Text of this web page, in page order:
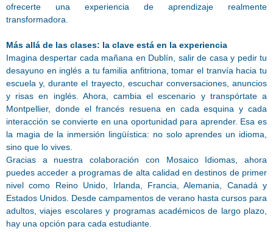
ofrecerte una experiencia de aprendizaje realmente
transformadora.
Más allá de las clases: la clave está en la experiencia
Imagina despertar cada mañana en Dublín, salir de casa y pedir tu
desayuno en inglés a tu familia anfitriona, tomar el tranvía hacia tu
escuela y, durante el trayecto, escuchar conversaciones, anuncios
y risas en inglés. Ahora, cambia el escenario y transpórtate a
Montpellier, donde el francés resuena en cada esquina y cada
interacción se convierte en una oportunidad para aprender. Esa es
la magia de la inmersión lingüística: no solo aprendes un idioma,
sino que lo vives.
Gracias a nuestra colaboración con Mosaico Idiomas, ahora
puedes acceder a programas de alta calidad en destinos de primer
nivel como Reino Unido, Irlanda, Francia, Alemania, Canadá y
Estados Unidos. Desde campamentos de verano hasta cursos para
adultos, viajes escolares y programas académicos de largo plazo,
hay una opción para cada estudiante.